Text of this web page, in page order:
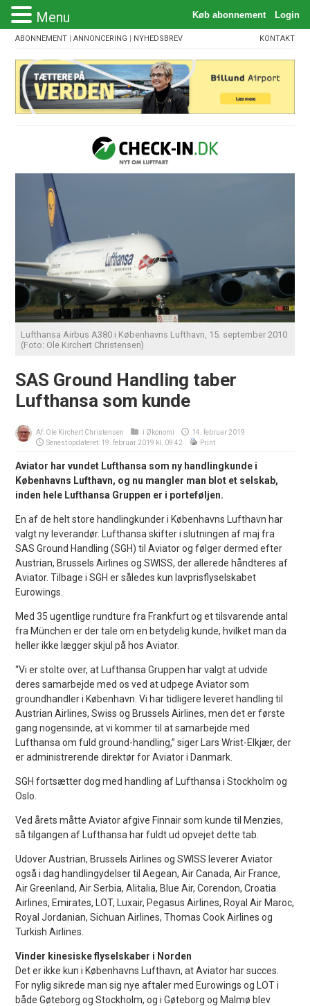
ABONNEMENT |ANNONCERING | NYHEDSBREV KONTAKT
Lufthansa Airbus A380 i Københavns Lufthavn, 15. september 2010
(Foto: Ole Kirchert Christensen)
SAS Ground Handling taber
Lufthansa som kunde
Af: Ole Kirchert Christensen i Økonomi
14. februar 2019
Senest opdateret: 19. februar 2019 kl. 09:42
Print
Aviator har vundet Lufthansa som ny handlingkunde i
Københavns Lufthavn, og nu mangler man blot et selskab,
inden hele Lufthansa Gruppen er i porteføljen.
En af de helt store handlingkunder i Københavns Lufthavn har
valgt ny leverandør. Lufthansa skifter i slutningen af maj fra
SAS Ground Handling (SGH) til Aviator og følger dermed efter
Austrian, Brussels Airlines og SWISS, der allerede håndteres af
Aviator. Tilbage i SGH er således kun lavprisflyselskabet
Eurowings.
Med 35 ugentlige rundture fra Frankfurt og et tilsvarende antal
fra München er der tale om en betydelig kunde, hvilket man da
heller ikke lægger skjul på hos Aviator.
“Vi er stolte over, at Lufthansa Gruppen har valgt at udvide
deres samarbejde med os ved at udpege Aviator som
groundhandler i København. Vi har tidligere leveret handling til
Austrian Airlines, Swiss og Brussels Airlines, men det er første
gang nogensinde, at vi kommer til at samarbejde med
Lufthansa om fuld ground-handling,” siger Lars Wrist-Elkjær, der
er administrerende direktør for Aviator i Danmark.
SGH fortsætter dog med handling af Lufthansa i Stockholm og
Oslo.
Ved årets måtte Aviator afgive Finnair som kunde til Menzies,
så tilgangen af Lufthansa har fuldt ud opvejet dette tab.
Udover Austrian, Brussels Airlines og SWISS leverer Aviator
også i dag handlingydelser til Aegean, Air Canada, Air France,
Air Greenland, Air Serbia, Alitalia, Blue Air, Corendon, Croatia
Airlines, Emirates, LOT, Luxair, Pegasus Airlines, Royal Air Maroc,
Royal Jordanian, Sichuan Airlines, Thomas Cook Airlines og
Turkish Airlines.
Vinder kinesiske flyselskaber i Norden
Det er ikke kun i Københavns Lufthavn, at Aviator har succes.
For nylig sikrede man sig nye aftaler med Eurowings og LOT i
både Gøteborg og Stockholm, og i Gøteborg og Malmø blev
Menu